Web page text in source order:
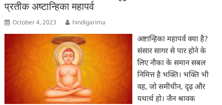
प्रतीक अष्टान्हिका महापर्व
October 4, 2023 hindigarima
अष्टान्हिका महापर्व क्या है?
संसार सागर से पार होने के
लिए नौका के समान सबल
निमित्त है भक्ति। भक्ति भी
वह, जो समीचीन, दृढ़ और
यथार्थ हो। जैन श्रावक